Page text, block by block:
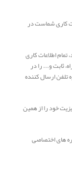
شماست در
اطلاعات کاری
و... را در
ارسال کننده
خود را از همین
اختصاصی